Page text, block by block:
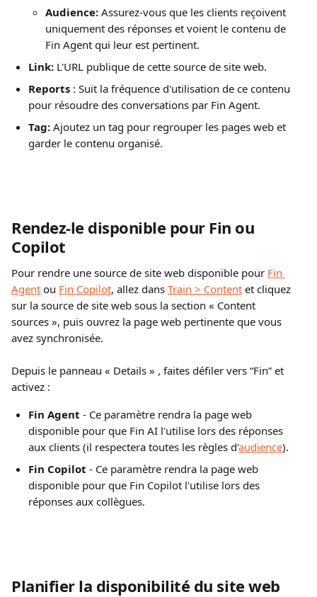
Audience: Assurez-vous que les clients reçoivent
uniquement des réponses et voient le contenu de
Fin Agent qui leur est pertinent.
Link: L'URL publique de cette source de site web.
Reports : Suit la fréquence d'utilisation de ce contenu
pour résoudre des conversations par Fin Agent.
Tag: Ajoutez un tag pour regrouper les pages web et
garder le contenu organisé.
Rendez-le disponible pour Fin ou
Copilot
Pour rendre une source de site web disponible pour Fin
Agent ou Fin Copilot, allez dans Train > Content et cliquez
sur la source de site web sous la section « Content
sources », puis ouvrez la page web pertinente que vous
avez synchronisée.
Depuis le panneau « Details » , faites défiler vers “Fin” et
activez :
Fin Agent - Ce paramètre rendra la page web
disponible pour que Fin AI l'utilise lors des réponses
aux clients (il respectera toutes les règles d'audience).
Fin Copilot - Ce paramètre rendra la page web
disponible pour que Fin Copilot l'utilise lors des
réponses aux collègues.
Planifier la disponibilité du site web